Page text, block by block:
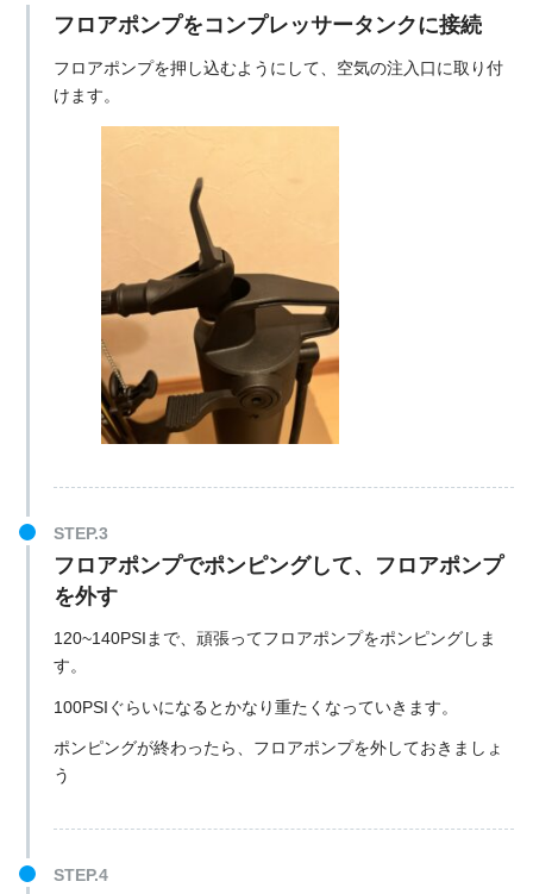
フロアポンプをコンプレッサータンクに接続
フロアポンプを押し込むようにして、空気の注入口に取り付
けます。
フロアポンプでポンピングして、フロアポンプ
を外す
120~140PSIまで、頑張ってフロアポンプをポンピングしま
す。
100PSIぐらいになるとかなり重たくなっていきます。
ポンピングが終わったら、フロアポンプを外しておきましょ
う